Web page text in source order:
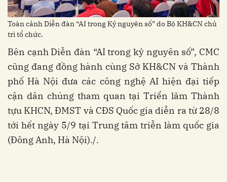
Toàn cảnh Diễn đàn “AI trong Kỷ nguyên số” do Bộ KH&CN chủ
trì tổ chức.
Bên cạnh Diễn đàn “AI trong kỷ nguyên số”, CMC
cũng đang đồng hành cùng Sở KH&CN và Thành
phố Hà Nội đưa các công nghệ AI hiện đại tiếp
cận dân chúng tham quan tại Triển lãm Thành
tựu KHCN, ĐMST và CĐS Quốc gia diễn ra từ 28/8
tới hết ngày 5/9 tại Trung tâm triễn làm quốc gia
(Đông Anh, Hà Nội)./.